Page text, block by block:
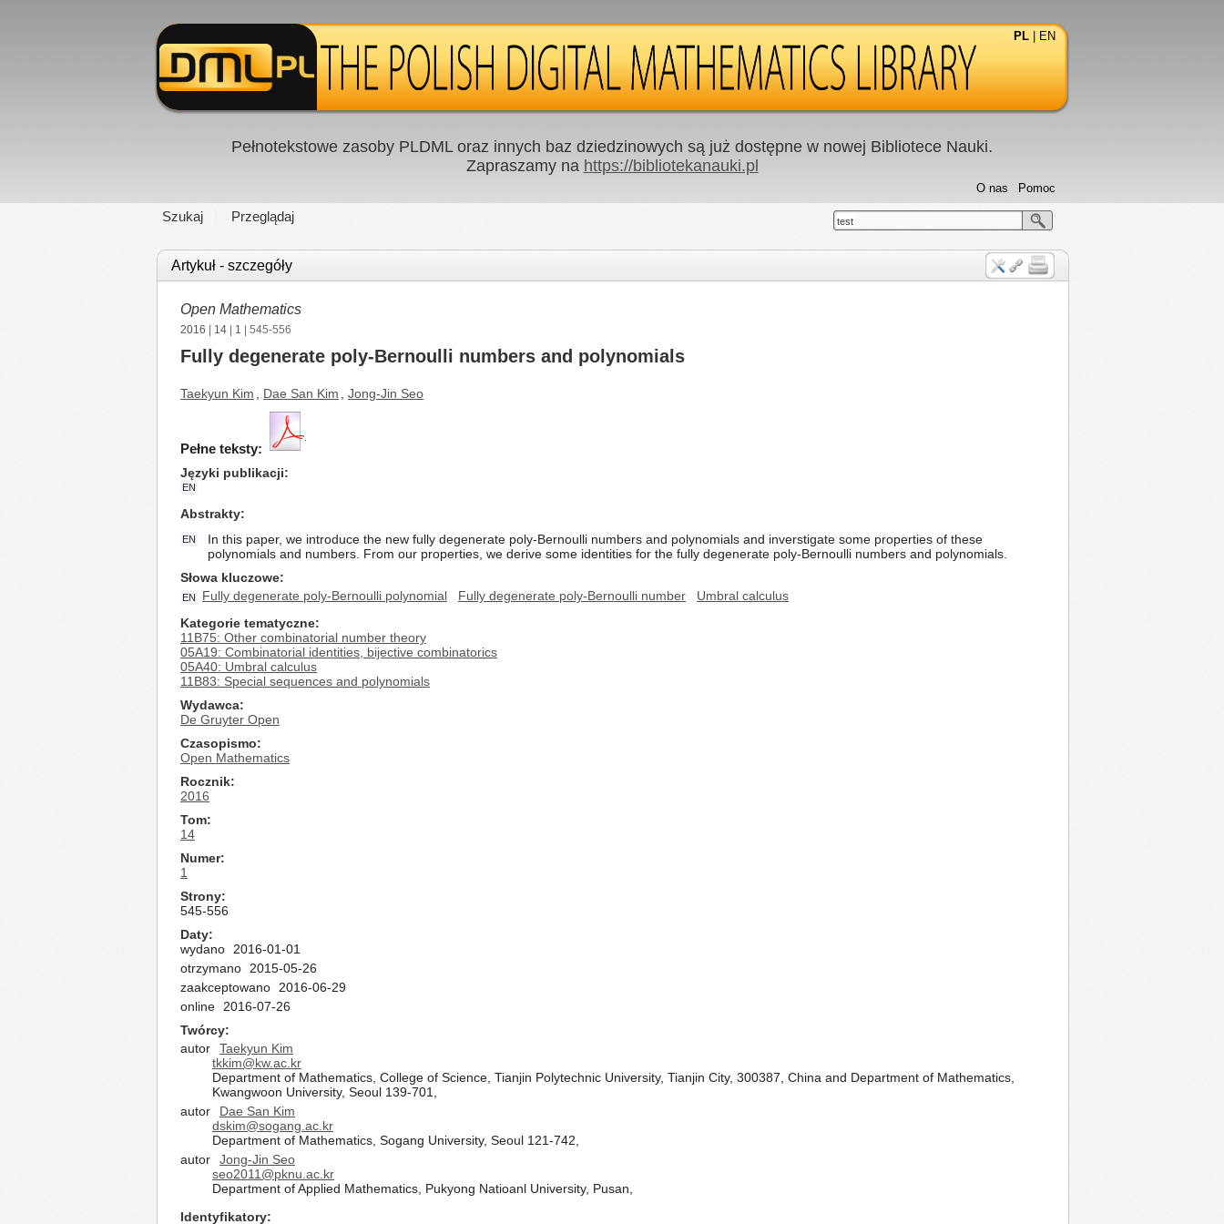
PL EN
Pełnotekstowe zasoby PLDML oraz innych baz dziedzinowych są już dostępne w nowej Bibliotece Nauki.
Zapraszamy na https://bibliotekanauki.pl
Szukaj Przeglądaj
Pomoc
O nas
test
Artykuł - szczegóły
Open Mathematics
2016 14 1 | 545-556
Fully degenerate poly-Bernoulli numbers and polynomials
Taekyun Kim Dae San Kim Jong-Jin Seo
Pełne teksty:
Języki publikacji
EN
Abstrakty
EN
In this paper, we introduce the new fully degenerate poly-Bernoulli numbers and polynomials and inverstigate some properties of these
polynomials and numbers. From our properties, we derive some identities for the fully degenerate poly-Bernoulli numbers and polynomials.
Słowa kluczowe
EN Fully degenerate poly-Bernoulli polynomial Fully degenerate poly-Bernoulli number
Umbral calculus
Kategorie tematyczne
11B75: Other combinatorial number theory
05A19: Combinatorial identities, bijective combinatorics
05A40: Umbral calculus
11B83: Special sequences and polynomials
Wydawca
De Gruyter Open
Czasopismo
Open Mathematics
Rocznik
2016
Tom
14
Numer
1
Strony
545-556
Daty
wydano
2016-01-01
otrzymano
2015-05-26
zaakceptowano
2016-06-29
online
2016-07-26
Twórcy
autor
Taekyun Kim
tkkim@kw.ac.kr
Department of Mathematics, College of Science, Tianjin Polytechnic University, Tianjin City, 300387, China and Department of Mathematics,
Kwangwoon University, Seoul 139-701,
autor
Dae San Kim
dskim@sogang.ac.kr
Department of Mathematics, Sogang University, Seoul 121-742,
autor
Jong-Jin Seo
seo2011@pknu.ac.kr
Department of Applied Mathematics, Pukyong Natioanl University, Pusan,
Identyfikatory